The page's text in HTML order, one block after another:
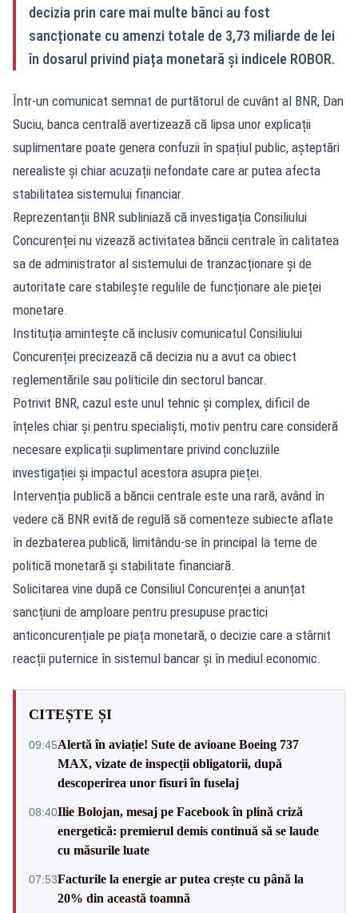
decizia prin care mai multe bănci au fost
sancționate cu amenzi totale de 3,73 miliarde de lei
în dosarul privind piața monetară și indicele ROBOR.
Într-un comunicat semnat de purtătorul de cuvânt al BNR, Dan
Suciu, banca centrală avertizează că lipsa unor explicații
suplimentare poate genera confuzii în spațiul public, așteptări
nerealiste și chiar acuzații nefondate care ar putea afecta
stabilitatea sistemului financiar.
Reprezentanții BNR subliniază că investigația Consiliului
Concurenței nu vizează activitatea băncii centrale în calitatea
sa de administrator al sistemului de tranzacționare și de
autoritate care stabilește regulile de funcționare ale pieței
monetare.
Instituția amintește că inclusiv comunicatul Consiliului
Concurenței precizează că decizia nu a avut ca obiect
reglementările sau politicile din sectorul bancar.
Potrivit BNR, cazul este unul tehnic și complex, dificil de
înțeles chiar și pentru specialiști, motiv pentru care consideră
necesare explicații suplimentare privind concluziile
investigației și impactul acestora asupra pieței.
Intervenția publică a băncii centrale este una rară, având în
vedere că BNR evită de regulă să comenteze subiecte aflate
în dezbaterea publică, limitându-se în principal la teme de
politică monetară și stabilitate financiară.
Solicitarea vine după ce Consiliul Concurenței a anunțat
sancțiuni de amploare pentru presupuse practici
anticoncurențiale pe piața monetară, o decizie care a stârnit
reacții puternice în sistemul bancar și în mediul economic.
CITEȘTE ȘI
09:45Alertă în aviație! Sute de avioane Boeing 737
MAX, vizate de inspecții obligatorii, după
descoperirea unor fisuri în fuselaj
08:40Ilie Bolojan, mesaj pe Facebook în plină criză
energetică: premierul demis continuă să se laude
cu măsurile luate
07:53Facturile la energie ar putea crește cu până la
20% din această toamnă